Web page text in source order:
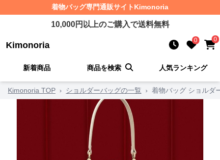
着物バッグ専門通販サイト Kimonoria
10,000円以上のご購入で送料無料
Kimonoria 0 0
新着商品 商品を検索 人気ランキング
Kimonoria TOP › ショルダーバッグの一覧 › 着物バッグ ショルダ